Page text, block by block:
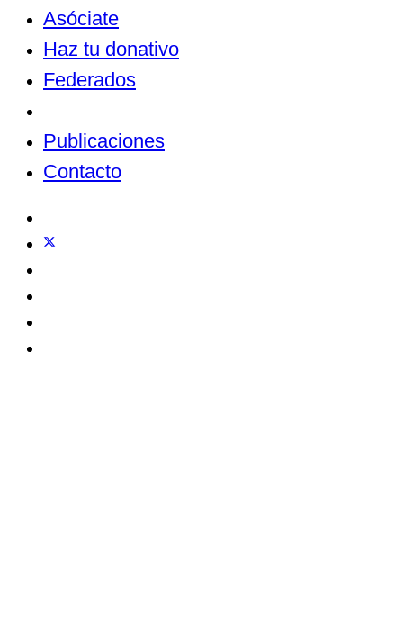
Asóciate
Haz tu donativo
Federados
Publicaciones
Contacto